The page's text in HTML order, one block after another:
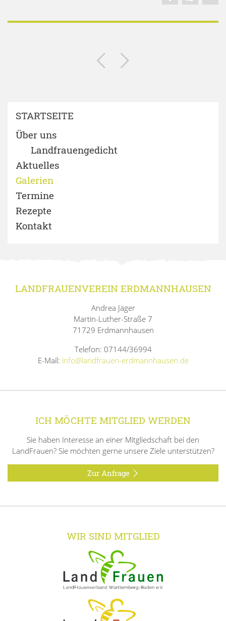
STARTSEITE
Über uns
Landfrauengedicht
Aktuelles
Galerien
Termine
Rezepte
Kontakt
LANDFRAUENVEREIN ERDMANNHAUSEN
Andrea Jäger
Martin-Luther-Straße 7
71729 Erdmannhausen
Telefon: 07144/36994
E-Mail: info@landfrauen-erdmannhausen.de
ICH MÖCHTE MITGLIED WERDEN
Sie haben Interesse an einer Mitgliedschaft bei den
LandFrauen? Sie möchten gerne unsere Ziele unterstützen?
Zur Anfrage
WIR SIND MITGLIED